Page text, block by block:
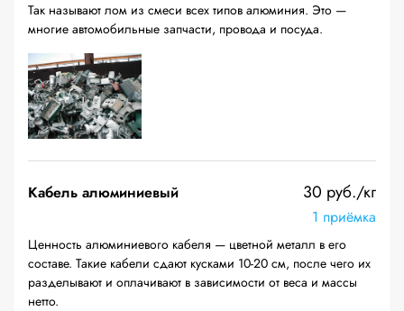
Так называют лом из смеси всех типов алюминия. Это —
многие автомобильные запчасти, провода и посуда.
Кабель алюминиевый 30 руб./кг
1 приёмка
Ценность алюминиевого кабеля — цветной металл в его
составе. Такие кабели сдают кусками 10-20 см, после чего их
разделывают и оплачивают в зависимости от веса и массы
нетто.